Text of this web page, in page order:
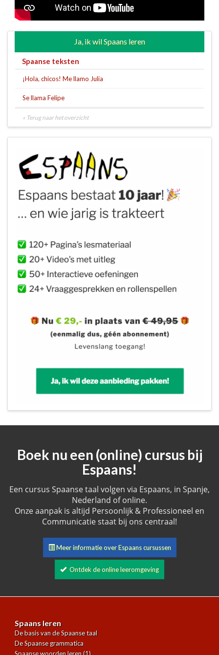
Ja, ik wil Spaans leren
Spaanse teksten
¡Hola, chicos! Me llamo Julia
Se llama Felipe
« Terug naar het overzicht
Boek nu een (online) cursus bij
Espaans!
Een cursus Spaanse taal volgen via Espaans, in Spanje,
Nederland of online.
Onze aanpak is altijd Persoonlijk & Professioneel en
Communicatie staat bij ons centraal!
Meer informatie over Espaans cursussen
Ontdek de online leeromgeving
Spaans leren
De basis van de Spaanse taal
De Spaanse grammatica